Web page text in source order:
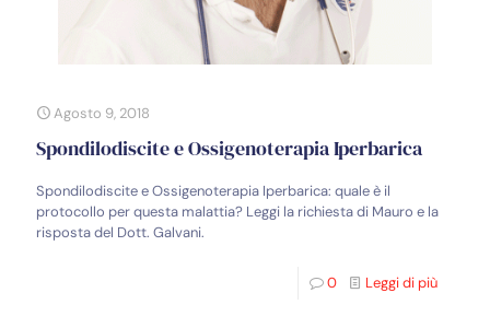
Agosto 9, 2018
Spondilodiscite e Ossigenoterapia Iperbarica
Spondilodiscite e Ossigenoterapia Iperbarica: quale è il
protocollo per questa malattia? Leggi la richiesta di Mauro e la
risposta del Dott. Galvani.
0 Leggi di più